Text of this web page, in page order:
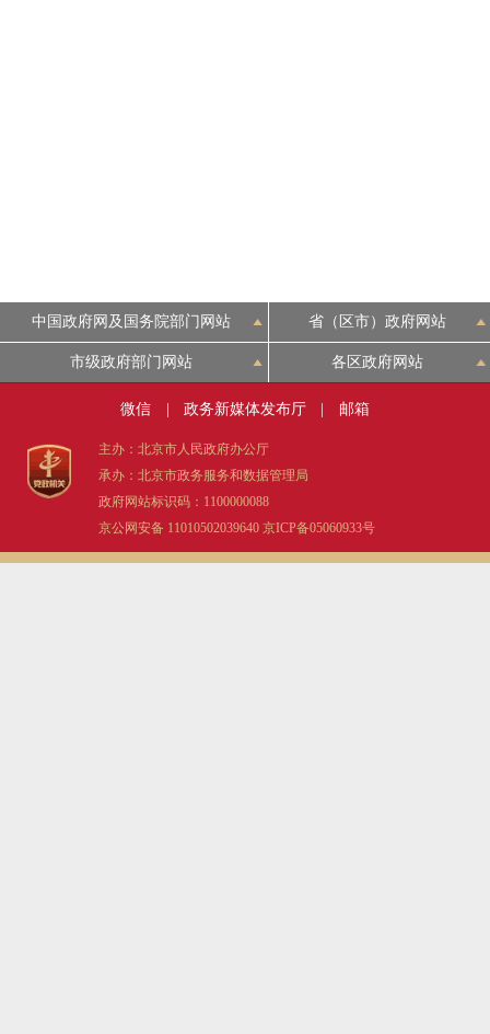
中国政府网及国务院部门网站 省（区市）政府网站
市级政府部门网站 各区政府网站
微信 政务新媒体发布厅 邮箱
主办：北京市人民政府办公厅
承办：北京市政务服务和数据管理局
政府网站标识码：1100000088
京公网安备 11010502039640 京ICP备05060933号